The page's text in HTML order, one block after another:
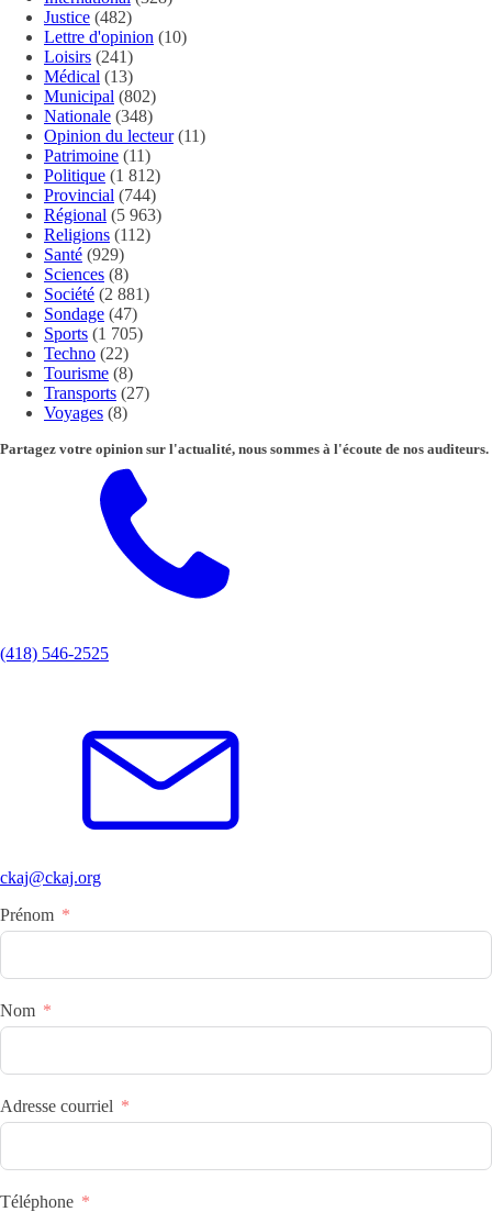
Justice (482)
Lettre d'opinion (10)
Loisirs (241)
Médical (13)
Municipal (802)
Nationale (348)
Opinion du lecteur(11)
Patrimoine (11)
Politique (1 812)
Provincial (744)
Régional (5 963)
Religions (112)
Santé (929)
Sciences (8)
Société (2 881)
Sondage (47)
Sports (1 705)
Techno (22)
Tourisme (8)
Transports (27)
Voyages (8)
Partagez votre opinion sur l'actualité, nous sommes à l'écoute de nos auditeurs.
(418) 546-2525
ckaj@ckaj.org
Prénom
Nom
Adresse courriel
Téléphone